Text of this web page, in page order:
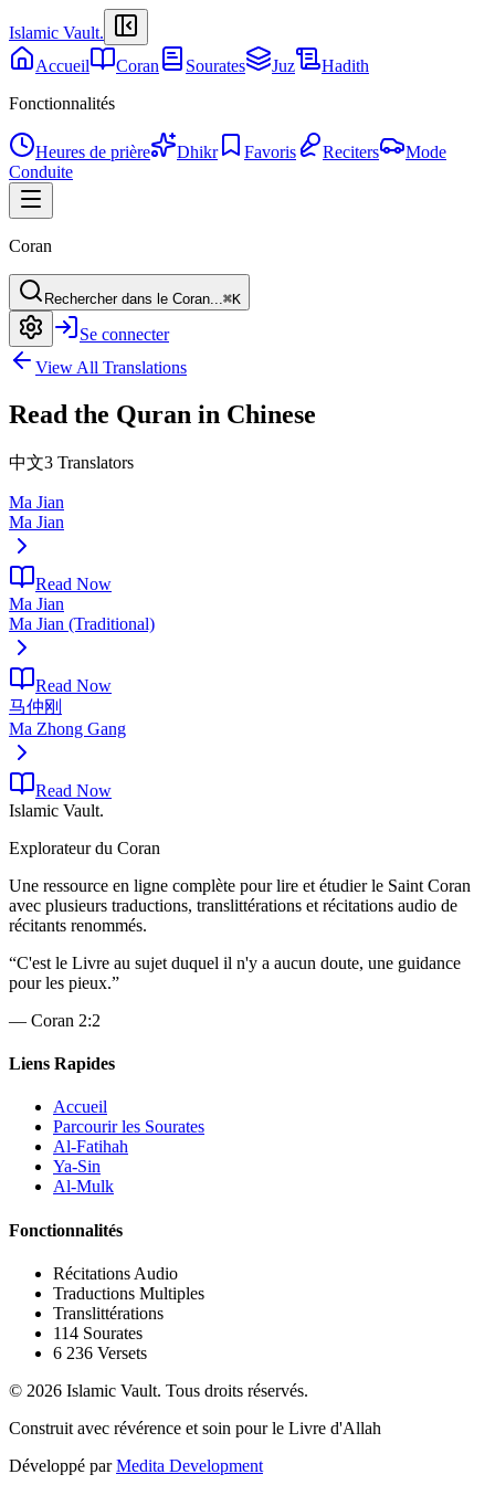
Islamic Vault.
Accueil
Coran Sourates Juz
Hadith
Fonctionnalités
Heures de prière Dhikr Favoris Reciters
Mode
Conduite
Coran
Rechercher dans le Coran...⌘K
Se connecter
View All Translations
Read the Quran in Chinese
中文3 Translators
Ma Jian
Ma Jian
Read Now
Ma Jian
Ma Jian (Traditional)
Read Now
马仲刚
Ma Zhong Gang
Read Now
Islamic Vault.
Explorateur du Coran
Une ressource en ligne complète pour lire et étudier le Saint Coran
avec plusieurs traductions, translittérations et récitations audio de
récitants renommés.
“C'est le Livre au sujet duquel il n'y a aucun doute, une guidance
pour les pieux.”
— Coran 2:2
Liens Rapides
Accueil
Parcourir les Sourates
Al-Fatihah
Ya-Sin
Al-Mulk
Fonctionnalités
Récitations Audio
Traductions Multiples
Translittérations
114 Sourates
6 236 Versets
© 2026 Islamic Vault. Tous droits réservés.
Construit avec révérence et soin pour le Livre d'Allah
Développé par Medita Development